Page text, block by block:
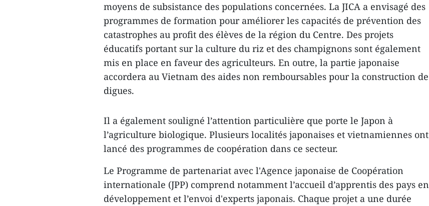
moyens de subsistance des populations concernées. La JICA a envisagé des
programmes de formation ​pour améliorer les capacités de prévention des
catastrophes au profit des élèves de la région du Centre. Des projets
éducatifs portant sur la culture du riz et des champignons sont également
mis en place en faveur des agriculteurs. En outre, la partie japonaise
accordera au Vietnam des aides non remboursables pour la construction de
digues.
Il a également souligné l’attention particulière que porte le Japon à
l’agriculture biologique. ​Plusieurs localités japonaises et vietnamiennes ont
lancé des programmes de coopération dans ce secteur.
Le Programme de partenariat avec l'Agence japonaise de Coopération
internationale (JPP) comprend notamment l’accueil d’apprentis des pays en
développement et l’envoi d'experts japonais. Chaque projet a une durée